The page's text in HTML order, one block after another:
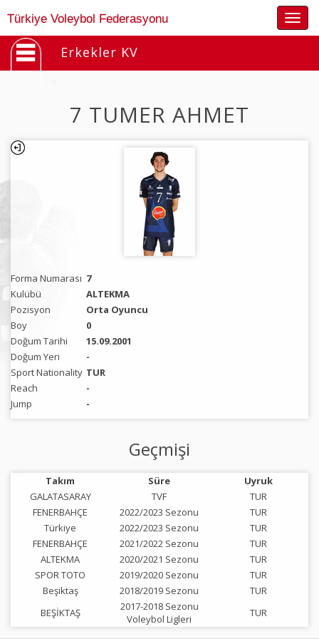
Türkiye Voleybol Federasyonu
Erkekler KV
7 TUMER AHMET
Forma Numarası 7
Kulübü
ALTEKMA
Pozisyon
Orta Oyuncu
Boy
0
Doğum Tarihi
15.09.2001
Doğum Yeri
-
Sport Nationality TUR
Reach
-
Jump
-
Geçmişi
Takım Süre
Uyruk
GALATASARAY
TVF
TUR
FENERBAHÇE
2022/2023 Sezonu
TUR
Türkiye
2022/2023 Sezonu
TUR
FENERBAHÇE
2021/2022 Sezonu
TUR
ALTEKMA
2020/2021 Sezonu
TUR
SPOR TOTO
2019/2020 Sezonu
TUR
Beşiktaş
2018/2019 Sezonu
TUR
BEŞİKTAŞ
2017-2018 Sezonu
Voleybol Ligleri
TUR